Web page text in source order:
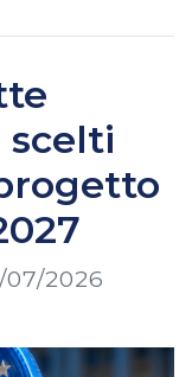
07/2026